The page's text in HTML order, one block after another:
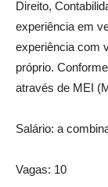
Direito,
experiência em
experiência com
próprio.
através de MEI
Salário: a
Vagas: 10